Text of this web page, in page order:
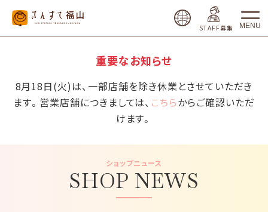
STAFF募集 MENU
重要なお知らせ
8月18日(火)は、一部店舗を除き休業とさせていただき
ます。営業店舗につきましては、 こちらからご確認いただ
けます。
SHOP NEWS
ショップニュース